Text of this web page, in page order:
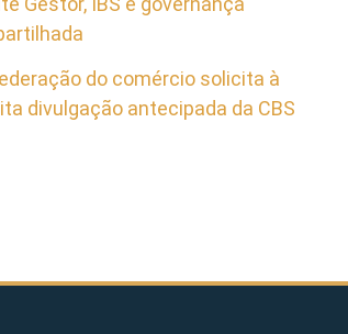
do comércio solicita à
divulgação antecipada da CBS